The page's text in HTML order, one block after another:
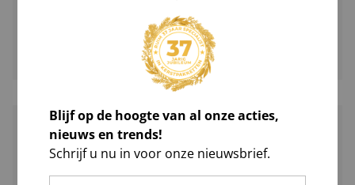
assortiment van Nederland hebben wij
een geschikt kerstpakket voor iedereen.
STAP 2
SORTEREN
Blijf op de hoogte van al onze acties,
nieuws en trends!
Schrijf u nu in voor onze nieuwsbrief.